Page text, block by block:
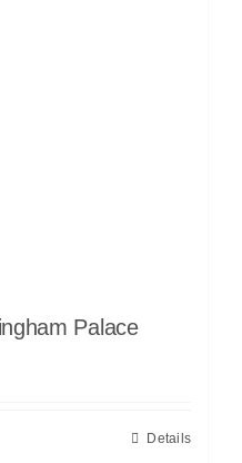
Palace
Details